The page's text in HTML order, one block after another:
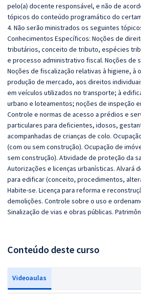
pelo(a) docente responsável, e não de
tópicos do conteúdo programático do
4. Não serão ministrados os seguintes
Conhecimentos Específicos: Noções de
tributários, conceito de tributo, espécies
e processo administrativo fiscal. Noções de
Noções de fiscalização relativas à higiene, à
produção de mercado, aos direitos
em veículos utilizados no transporte; à
urbano e loteamentos; noções de inspeção
Controle e normas de acesso a prédios e
particulares para deficientes, idosos,
acompanhadas de crianças de colo.
(com ou sem construção). Ocupação de
sem construção). Atividade de proteção da
Autorizações e licenças urbanísticas. Alvará
para edificar (conceito, procedimentos,
Habite-se. Licença para reforma e
demolições. Controle sobre o uso e
Sinalização de vias e obras públicas.
Conteúdo deste curso
Videoaulas